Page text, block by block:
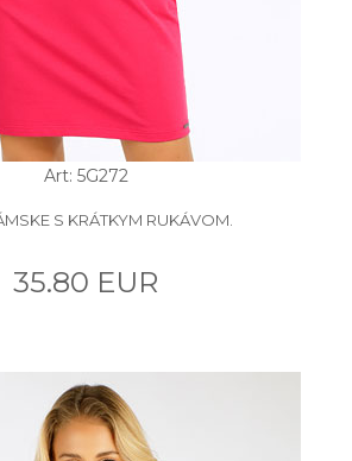
Art: 5G272
S KRÁTKYM RUKÁVOM.
35.80 EUR